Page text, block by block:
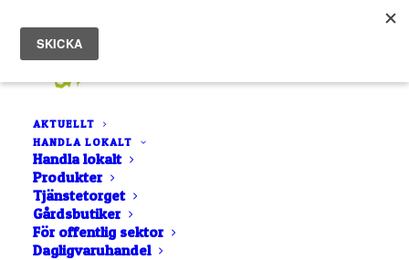
AKTUELLT
HANDLA LOKALT
Handla lokalt
Produkter
Tjänstetorget
Gårdsbutiker
För offentlig sektor
Dagligvaruhandel
Hem Öja Gårdsprodukter gästar Stora Sundby Slott 30/5